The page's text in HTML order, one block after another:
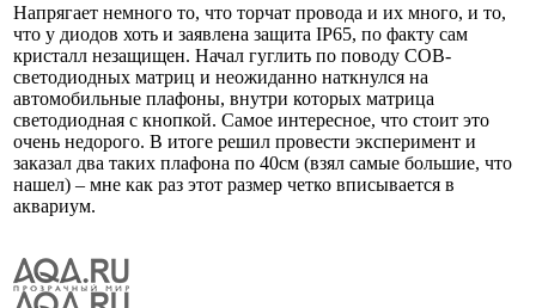
Напрягает немного то, что торчат провода и их много, и то,
что у диодов хоть и заявлена защита IP65, по факту сам
кристалл незащищен. Начал гуглить по поводу COB-
светодиодных матриц и неожиданно наткнулся на
автомобильные плафоны, внутри которых матрица
светодиодная с кнопкой. Самое интересное, что стоит это
очень недорого. В итоге решил провести эксперимент и
заказал два таких плафона по 40см (взял самые большие, что
нашел) – мне как раз этот размер четко вписывается в
аквариум.